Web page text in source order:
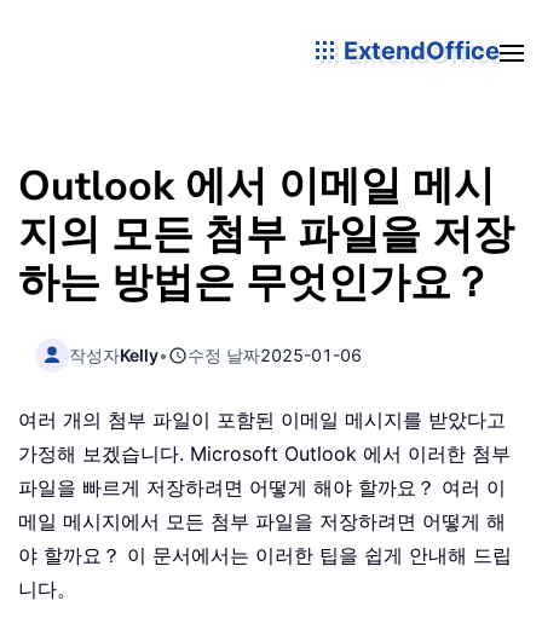
ExtendOffice
Outlook 에서 이메일 메시
지의 모든 첨부 파일을 저장
하는 방법은 무엇인가요？
작성자Kelly• 수정 날짜2025-01-06
여러 개의 첨부 파일이 포함된 이메일 메시지를 받았다고
가정해 보겠습니다. Microsoft Outlook 에서 이러한 첨부
파일을 빠르게 저장하려면 어떻게 해야 할까요？ 여러 이
메일 메시지에서 모든 첨부 파일을 저장하려면 어떻게 해
야 할까요？ 이 문서에서는 이러한 팁을 쉽게 안내해 드립
니다。